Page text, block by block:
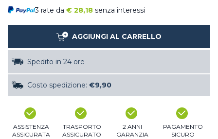
3 rate da € 28,18 senza interessi
AGGIUNGI AL CARRELLO
Spedito in 24 ore
Costo spedizione: €9,90
ASSISTENZA
ASSICURATA
TRASPORTO
ASSICURATO
2 ANNI
GARANZIA
PAGAMENTO
SICURO